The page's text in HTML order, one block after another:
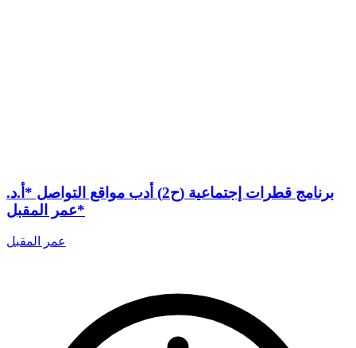
برنامج قطرات إجتماعية (ح2) أدب مواقع التواصل *أ.د.
عمر المقبل*
عمر المقبل